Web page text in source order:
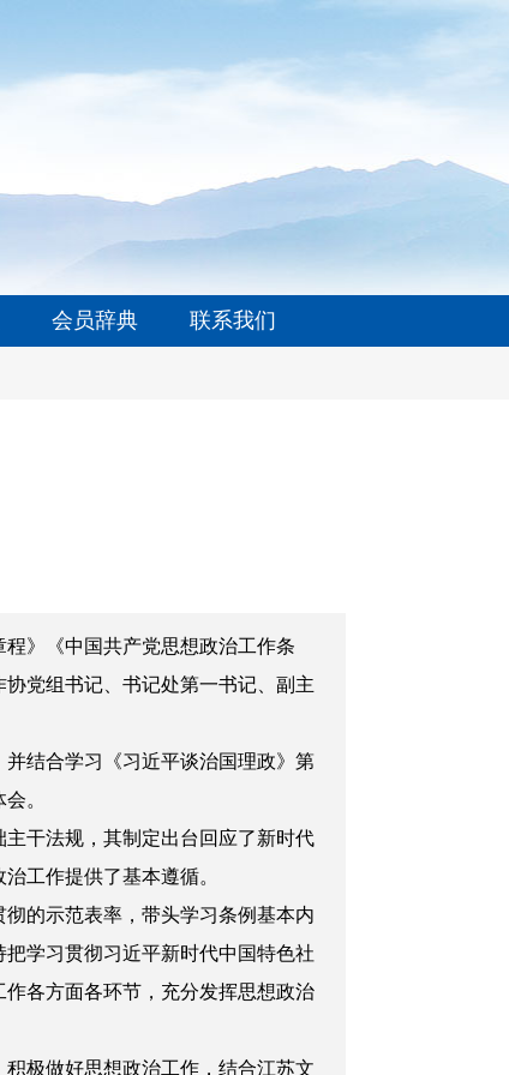
会员辞典 联系我们
》《中国共产党思想政治工作条
党组书记、书记处第一书记、副主
结合学习《习近平谈治国理政》第
。
干法规，其制定出台回应了新时代
工作提供了基本遵循。
的示范表率，带头学习条例基本内
学习贯彻习近平新时代中国特色社
各方面各环节，充分发挥思想政治
极做好思想政治工作，结合江苏文